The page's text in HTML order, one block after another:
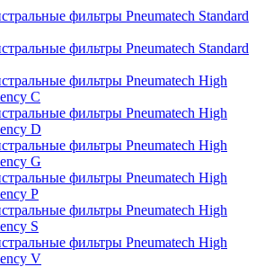
фильтры Pneumatech Standard
фильтры Pneumatech Standard
фильтры Pneumatech High
C
фильтры Pneumatech High
D
фильтры Pneumatech High
G
фильтры Pneumatech High
P
фильтры Pneumatech High
S
фильтры Pneumatech High
V